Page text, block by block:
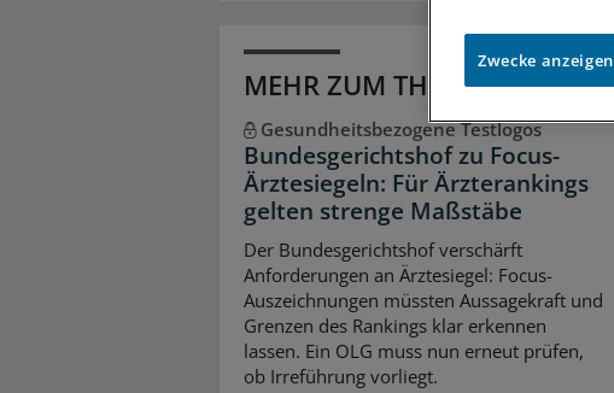
MEHR ZUM THEMA
Gesundheitsbezogene Testlogos
Bundesgerichtshof zu Focus-
Ärztesiegeln: Für Ärzterankings
gelten strenge Maßstäbe
Der Bundesgerichtshof verschärft
Anforderungen an Ärztesiegel: Focus-
Auszeichnungen müssten Aussagekraft und
Grenzen des Rankings klar erkennen
lassen. Ein OLG muss nun erneut prüfen,
ob Irreführung vorliegt.
Zwecke anzeigen